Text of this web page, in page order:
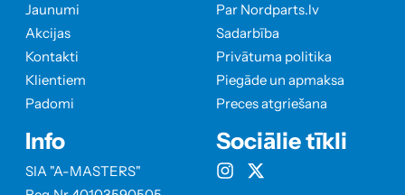
Jaunumi
Akcijas
Kontakti
Klientiem
Padomi
Info
SIA "A-MASTERS"
Par Nordparts.lv
Sadarbība
Privātuma politika
Piegāde un apmaksa
Preces atgriešana
Sociālie tīkli